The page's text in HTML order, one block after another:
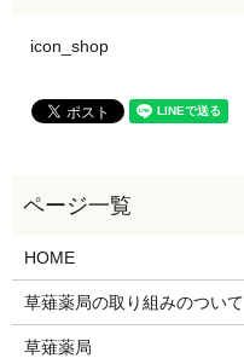
icon_shop
HOME
草薙薬局の取り組みのついて
草薙薬局